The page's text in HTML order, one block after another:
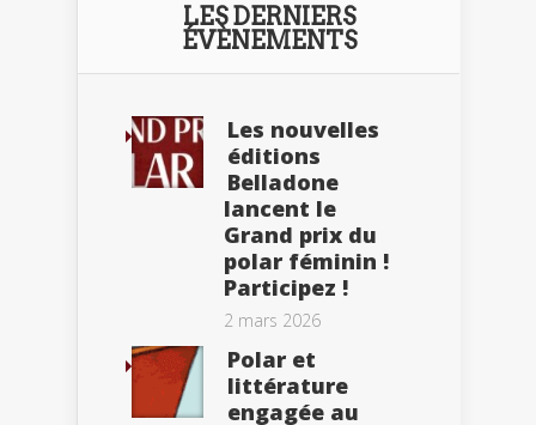
LES DERNIERS
ÉVÈNEMENTS
Les nouvelles
éditions
Belladone
lancent le
Grand prix du
polar féminin !
Participez !
2 mars 2026
Polar et
littérature
engagée au